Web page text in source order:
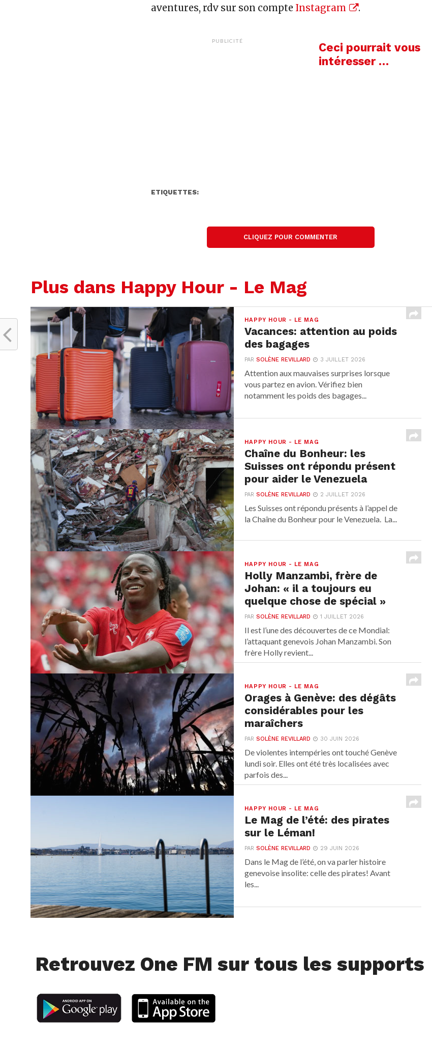
ou
aventures, rdv sur son compte Instagram .
PUBLICITÉ
Ceci pourrait vous
intéresser …
ETIQUETTES:
CLIQUEZ POUR COMMENTER
Plus dans Happy Hour - Le Mag
HAPPY HOUR - LE MAG
Vacances: attention au poids
des bagages
PARSOLÈNE REVILLARD 3 JUILLET 2026
Attention aux mauvaises surprises lorsque
vous partez en avion. Vérifiez bien
notamment les poids des bagages...
HAPPY HOUR - LE MAG
Chaîne du Bonheur: les
Suisses ont répondu présent
pour aider le Venezuela
PARSOLÈNE REVILLARD 2 JUILLET 2026
Les Suisses ont répondu présents à l’appel de
la Chaîne du Bonheur pour le Venezuela. La...
HAPPY HOUR - LE MAG
Holly Manzambi, frère de
Johan: « il a toujours eu
quelque chose de spécial »
PARSOLÈNE REVILLARD 1 JUILLET 2026
Il est l’une des découvertes de ce Mondial:
l’attaquant genevois Johan Manzambi. Son
frère Holly revient...
HAPPY HOUR - LE MAG
Orages à Genève: des dégâts
considérables pour les
maraîchers
PARSOLÈNE REVILLARD 30 JUIN 2026
De violentes intempéries ont touché Genève
lundi soir. Elles ont été très localisées avec
parfois des...
HAPPY HOUR - LE MAG
Le Mag de l’été: des pirates
sur le Léman!
PARSOLÈNE REVILLARD 29 JUIN 2026
Dans le Mag de l’été, on va parler histoire
genevoise insolite: celle des pirates! Avant
les...
Retrouvez One FM sur tous les supports